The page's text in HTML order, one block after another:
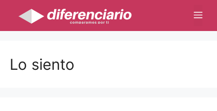
contenido
Lo siento